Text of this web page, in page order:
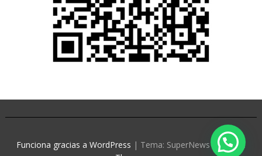
Funciona gracias a WordPress | Tema: SuperNews deAcme